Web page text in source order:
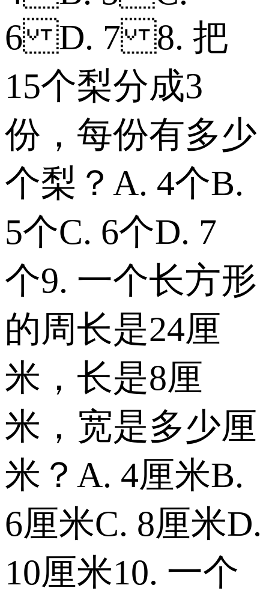
6 D. 7 8. 把
15个梨分成3
份，每份有多少
个梨？ A. 4个 B.
5个 C. 6个 D. 7
个 9. 一个长方形
的周长是24厘
米，长是8厘
米，宽是多少厘
米？ A. 4厘米 B.
6厘米 C. 8厘米 D.
10厘米 10. 一个